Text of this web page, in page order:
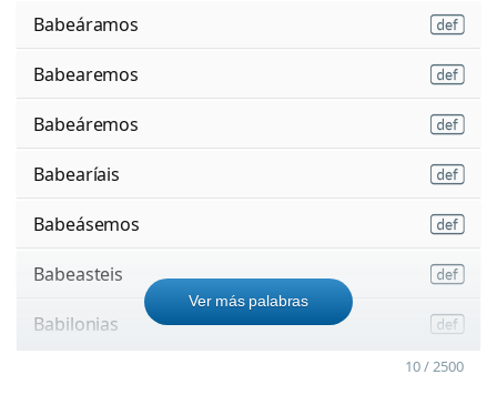
Babeáramos
Babearemos
Babeáremos
Babearíais
Babeásemos
Babeasteis
Babilonias
Ver más palabras
10 / 2500